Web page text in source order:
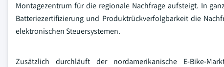
Montagezentrum für die regionale Nachfrage aufsteigt. In
Batteriezertifizierung und Produktrückverfolgbarkeit die
elektronischen Steuersystemen.
Zusätzlich durchläuft der nordamerikanische E-Bike-